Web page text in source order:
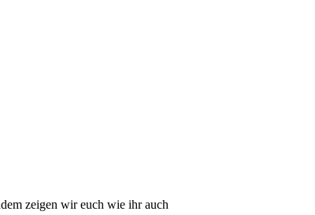
zeigen wir euch wie ihr auch